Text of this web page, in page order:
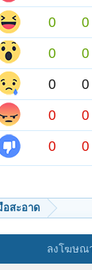
0
0
0
0
0
0
0
0
0
0
อสะอาด
ลงโฆษณ